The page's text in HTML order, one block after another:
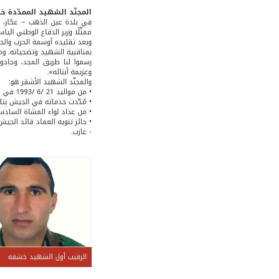
المجنّد الشهيد الممدّدة
في بلدة عين الذهب –
ممثّلًا وزير الدفاع الوطني
وبعد تقليده أوسمة الحرب
بمناقبية الشهيد وتضحياته.
رسموا لنا طريق المجد،
وعزيمة أبنائه».
والمجنّد الشهيد الأشقر هو:
• من مواليد 21 /6 /1993 في حكر الشيخ طابا - عكار.
• مُدّدت خدماته في الجيش بتاريخ 22 /2 /
• من عداد لواء المشاة
• حائز تنويه العماد قائد
- عازب.
الرقيب أول الشهيد خشفه